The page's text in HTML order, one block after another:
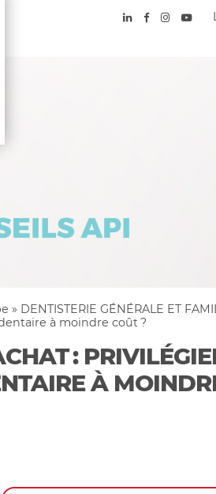
» DENTISTERIE GÉNÉRALE ET
à moindre coût ?
:
À